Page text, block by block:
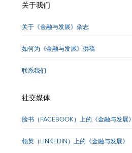
关于我们
关于《金融与发展》杂志
如何为《金融与发展》供稿
联系我们
社交媒体
脸书（FACEBOOK）上的《金融与发展》
领英（LINKEDIN）上的《金融与发展》